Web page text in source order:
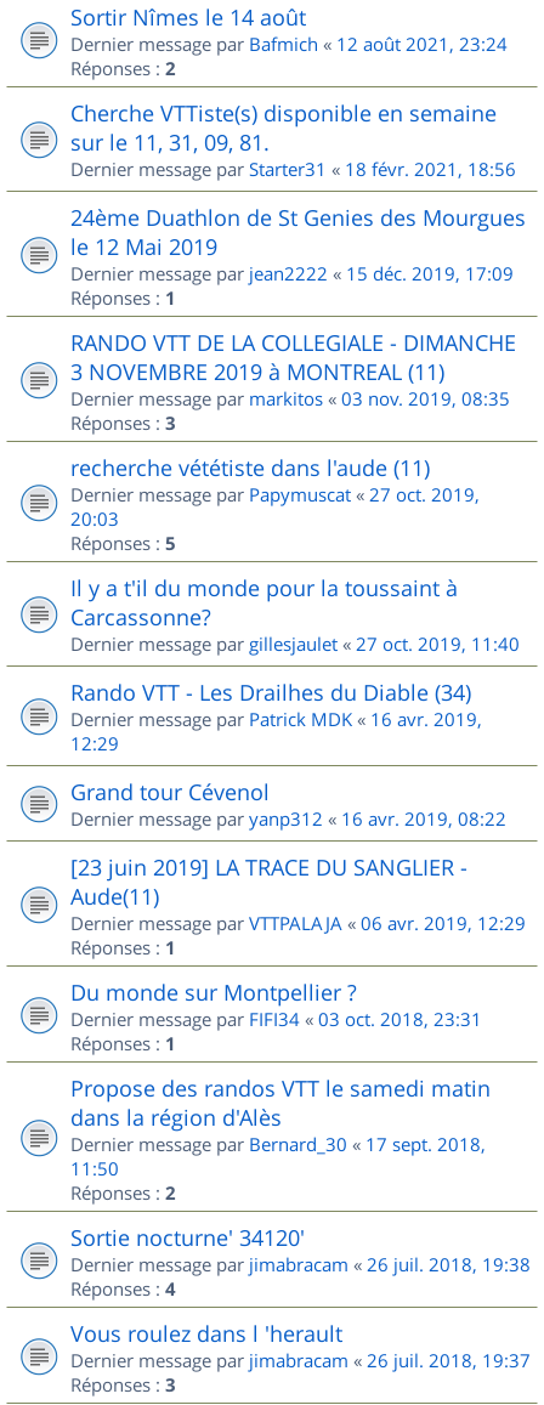
Sortir Nîmes le 14 août
Dernier message par Bafmich « 12 août 2021, 23:24
Réponses : 2
Cherche VTTiste(s) disponible en semaine
sur le 11, 31, 09, 81.
Dernier message par Starter31 « 18 févr. 2021, 18:56
24ème Duathlon de St Genies des Mourgues
le 12 Mai 2019
Dernier message par jean2222 « 15 déc. 2019, 17:09
Réponses : 1
RANDO VTT DE LA COLLEGIALE - DIMANCHE
3 NOVEMBRE 2019 à MONTREAL (11)
Dernier message par markitos « 03 nov. 2019, 08:35
Réponses : 3
recherche vététiste dans l'aude (11)
Dernier message par Papymuscat « 27 oct. 2019,
20:03
Réponses : 5
Il y a t'il du monde pour la toussaint à
Carcassonne?
Dernier message par gillesjaulet « 27 oct. 2019, 11:40
Rando VTT - Les Drailhes du Diable (34)
Dernier message par Patrick MDK « 16 avr. 2019,
12:29
Grand tour Cévenol
Dernier message par yanp312 « 16 avr. 2019, 08:22
[23 juin 2019] LA TRACE DU SANGLIER -
Aude(11)
Dernier message par VTTPALAJA « 06 avr. 2019, 12:29
Réponses : 1
Du monde sur Montpellier ?
Dernier message par FIFI34 « 03 oct. 2018, 23:31
Réponses : 1
Propose des randos VTT le samedi matin
dans la région d'Alès
Dernier message par Bernard_30 « 17 sept. 2018,
11:50
Réponses : 2
Sortie nocturne' 34120'
Dernier message par jimabracam « 26 juil. 2018, 19:38
Réponses : 4
Vous roulez dans l 'herault
Dernier message par jimabracam « 26 juil. 2018, 19:37
Réponses : 3